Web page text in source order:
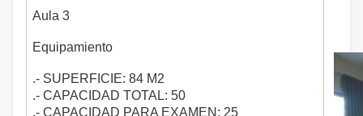
Aula 3
Equipamiento
.- SUPERFICIE: 84 M2
.- CAPACIDAD TOTAL: 50
.- CAPACIDAD PARA EXAMEN: 25